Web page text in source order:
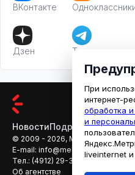
ВКонтакте
Дзен Телеграм
НовостиПодробности
© 2009 - 2026, МЕДИАРЯЗАНЬ
E-mail: info@mediaryazan.ru
Тел.: (4912) 29-33-66
Об агентстве
При
интернет-
обработка
и
liveinternet